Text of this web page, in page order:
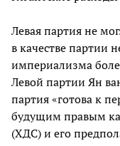
Левая партия не
в качестве партии
империализма
Левой партии Ян
партия «готова к
будущим правым
(ХДС) и его